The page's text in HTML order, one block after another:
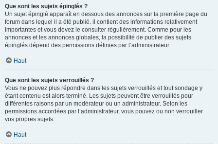
Que sont les sujets épinglés ?
Un sujet épinglé apparaît en dessous des annonces sur la première page du
forum dans lequel il a été publié. il contient des informations relativement
importantes et vous devez le consulter régulièrement. Comme pour les
annonces et les annonces globales, la possibilité de publier des sujets
épinglés dépend des permissions définies par l’administrateur.
Haut
Que sont les sujets verrouillés ?
Vous ne pouvez plus répondre dans les sujets verrouillés et tout sondage y
étant contenu est alors terminé. Les sujets peuvent être verrouillés pour
différentes raisons par un modérateur ou un administrateur. Selon les
permissions accordées par l’administrateur, vous pouvez ou non verrouiller
vos propres sujets.
Haut